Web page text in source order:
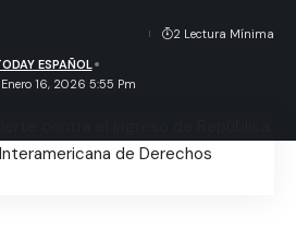
16, 2026 5:55 Pm
ESPAÑOL
2 Lectura Mínima